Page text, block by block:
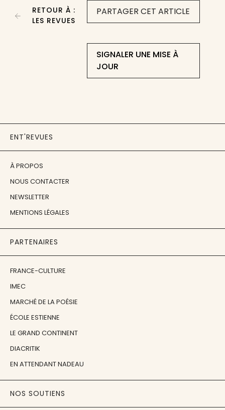
PARTAGER CET ARTICLE
SIGNALER UNE MISE À
JOUR
RETOUR À :
LES REVUES
ENT'REVUES
À PROPOS
NOUS CONTACTER
NEWSLETTER
MENTIONS LÉGALES
PARTENAIRES
FRANCE-CULTURE
IMEC
MARCHÉ DE LA POÉSIE
ÉCOLE ESTIENNE
LE GRAND CONTINENT
DIACRITIK
EN ATTENDANT NADEAU
NOS SOUTIENS